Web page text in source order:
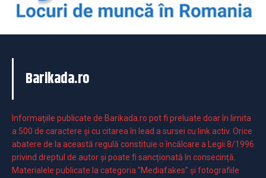
Barikada.ro
Informaţiile publicate de Barikada.ro pot fi preluate doar în limita
a 500 de caractere şi cu citarea în lead a sursei cu link activ. Orice
abatere de la această regulă constituie o încălcare a Legii 8/1996
privind dreptul de autor și poate fi sancționată în consecință.
Materialele publicate la categoria ”Mediafakes” și fotografiile